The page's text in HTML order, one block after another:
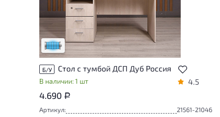
Состояние товара приближено к новому,
могут присутствовать незначительные
следы эксплуатации
Низкая степень износа
Б/У Стол с тумбой ДСП Дуб Россия
В наличии: 1 шт 4.5
4.690 Р
Артикул:
21561-21046